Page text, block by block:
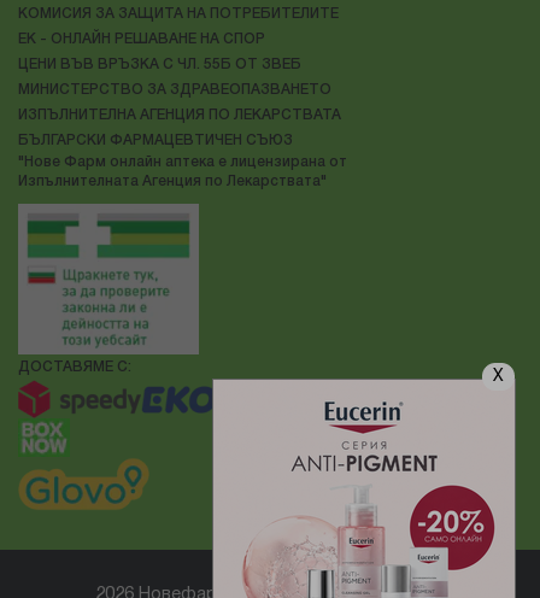
X
КОМИСИЯ ЗА ЗАЩИТА НА ПОТРЕБИТЕЛИТЕ
ЕК - ОНЛАЙН РЕШАВАНЕ НА СПОР
ЦЕНИ ВЪВ ВРЪЗКА С ЧЛ. 55Б ОТ ЗВЕБ
МИНИСТЕРСТВО ЗА ЗДРАВЕОПАЗВАНЕТО
ИЗПЪЛНИТЕЛНА АГЕНЦИЯ ПО ЛЕКАРСТВАТА
БЪЛГАРСКИ ФАРМАЦЕВТИЧЕН СЪЮЗ
"Нове Фарм онлайн аптека е лицензирана от
Изпълнителната Агенция по Лекарствата"
ДОСТАВЯМЕ С:
2026 Новефарм ® Всички права запазени